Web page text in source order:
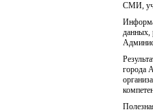
СМИ,
данных,
города